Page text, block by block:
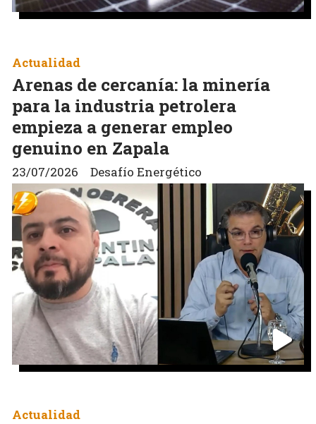
Arenas de cercanía: la minería
para la industria petrolera
empieza a generar empleo
genuino en Zapala
Desafío Energético
Actualidad
23/07/2026
Actualidad